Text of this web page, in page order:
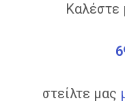
Καλέστε
στείλτε μας